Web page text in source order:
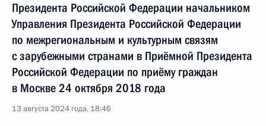
Президента Российской Федерации начальником
Управления Президента Российской Федерации
по межрегиональным и культурным связям
с зарубежными странами в Приёмной Президента
Российской Федерации по приёму граждан
в Москве 24 октября 2018 года
13 августа 2024 года, 18:46